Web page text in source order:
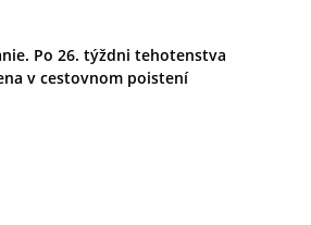
Po 26. týždni tehotenstva
v cestovnom poistení